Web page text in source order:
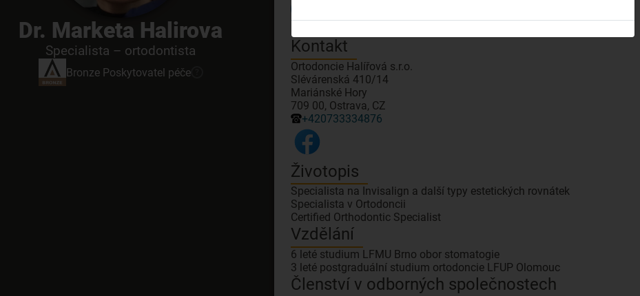
Dr. Marketa Halirova
Specialista – ortodontista
Bronze Poskytovatel péče
Kontakt
Ortodoncie Halířová s.r.o.
Slévárenská 410/14
Mariánské Hory
709 00, Ostrava, CZ
+420733334876
Životopis
Specialista na Invisalign a další typy estetických rovnátek
Specialista v Ortodoncii
Certified Orthodontic Specialist
Vzdělání
6 leté studium LFMU Brno obor stomatogie
3 leté postgraduální studium ortodoncie LFUP Olomouc
Členství v odborných společnostech